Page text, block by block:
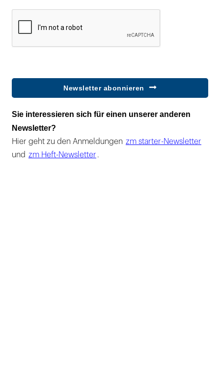
Newsletter abonnieren
Sie interessieren sich für einen unserer anderen
Newsletter?
Hier geht zu den Anmeldungen zm starter-Newsletter
und zm Heft-Newsletter .